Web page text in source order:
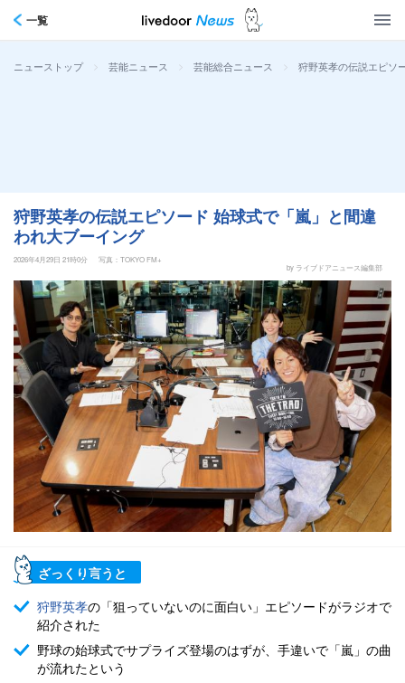
一覧
ニューストップ > 芸能ニュース > 芸能総合ニュース > 狩野英孝の伝説エピソ
狩野英孝の伝説エピソード 始球式で「嵐」と間違
われ大ブーイング
2026年4月29日 21時0分
写真：TOKYO FM+
by ライブドアニュース編集部
ざっくり言うと
狩野英孝の「狙っていないのに面白い」エピソードがラジオで
紹介された
野球の始球式でサプライズ登場のはずが、手違いで「嵐」の曲
が流れたという